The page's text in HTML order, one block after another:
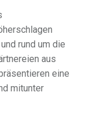
rund um die
aus
eine
mitunter